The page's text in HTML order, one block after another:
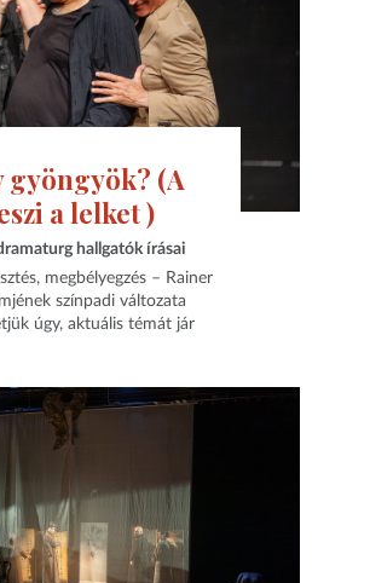
gyöngyök? (A
a lelket )
hallgatók írásai
megbélyegzés – Rainer
színpadi változata
úgy, aktuális témát jár